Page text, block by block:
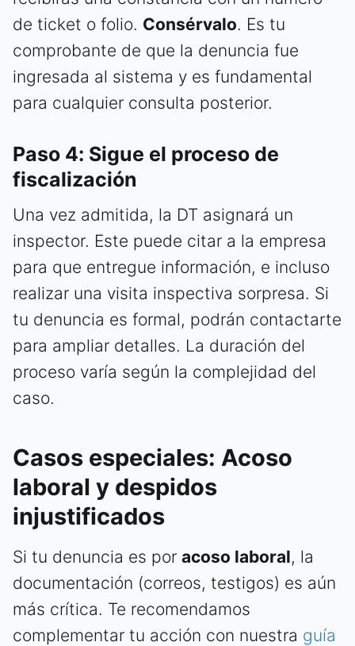
de ticket o folio. Consérvalo. Es tu
comprobante de que la denuncia fue
ingresada al sistema y es fundamental
para cualquier consulta posterior.
Paso 4: Sigue el proceso de
fiscalización
Una vez admitida, la DT asignará un
inspector. Este puede citar a la empresa
para que entregue información, e incluso
realizar una visita inspectiva sorpresa. Si
tu denuncia es formal, podrán contactarte
para ampliar detalles. La duración del
proceso varía según la complejidad del
caso.
Casos especiales: Acoso
laboral y despidos
injustificados
Si tu denuncia es por acoso laboral, la
documentación (correos, testigos) es aún
más crítica. Te recomendamos
complementar tu acción con nuestra guía